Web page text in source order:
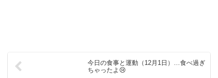
今日の食事と運動（12月1日）…食べ過ぎ
ちゃったよ😢